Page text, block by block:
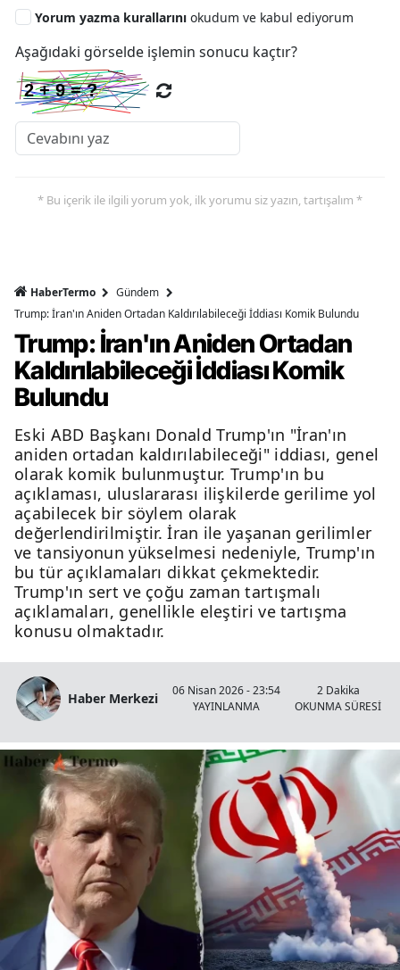
Yorum yazma kurallarını okudum ve kabul ediyorum
Aşağıdaki görselde işlemin sonucu kaçtır?
* Bu içerik ile ilgili yorum yok, ilk yorumu siz yazın, tartışalım *
HaberTermo
Gündem
Trump: İran'ın Aniden Ortadan Kaldırılabileceği İddiası Komik Bulundu
Trump: İran'ın Aniden Ortadan
Kaldırılabileceği İddiası Komik
Bulundu
Eski ABD Başkanı Donald Trump'ın "İran'ın
aniden ortadan kaldırılabileceği" iddiası, genel
olarak komik bulunmuştur. Trump'ın bu
açıklaması, uluslararası ilişkilerde gerilime yol
açabilecek bir söylem olarak
değerlendirilmiştir. İran ile yaşanan gerilimler
ve tansiyonun yükselmesi nedeniyle, Trump'ın
bu tür açıklamaları dikkat çekmektedir.
Trump'ın sert ve çoğu zaman tartışmalı
açıklamaları, genellikle eleştiri ve tartışma
konusu olmaktadır.
Haber Merkezi
06 Nisan 2026 - 23:54
YAYINLANMA
2 Dakika
OKUNMA SÜRESİ